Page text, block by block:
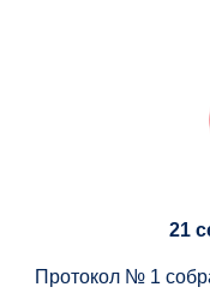
21
Протокол № 1